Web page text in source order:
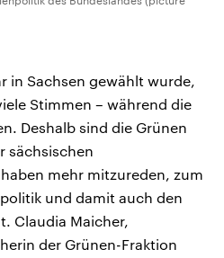
in Sachsen gewählt wurde,
Stimmen – während die
Deshalb sind die Grünen
sächsischen
mehr mitzureden, zum
und damit auch den
Claudia Maicher,
der Grünen-Fraktion